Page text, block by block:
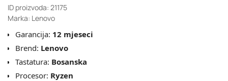
ID proizvoda: 21175
Marka: Lenovo
Garancija: 12 mjeseci
Brend: Lenovo
Tastatura: Bosanska
Procesor: Ryzen